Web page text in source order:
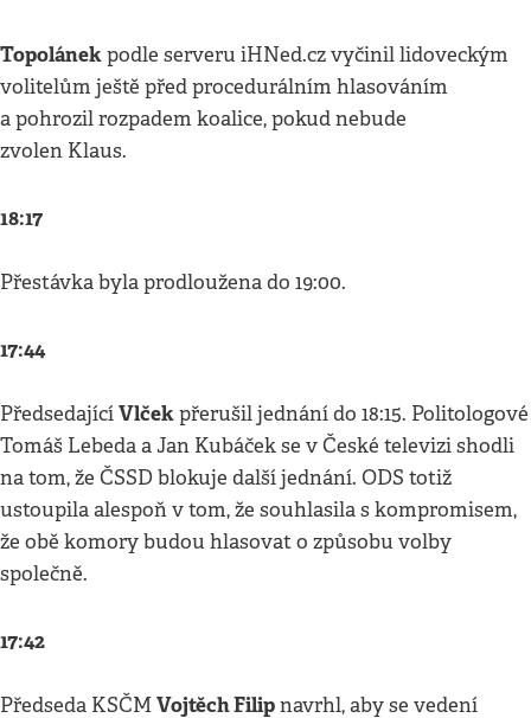
Topolánekpodle serveru iHNed.cz vyčinil lidoveckým
volitelům ještě před procedurálním hlasováním
a pohrozil rozpadem koalice, pokud nebude
zvolen Klaus.
18:17
Přestávka byla prodloužena do 19:00.
17:44
PředsedajícíVlčekpřerušil jednání do 18:15. Politologové
Tomáš Lebeda a Jan Kubáček se v České televizi shodli
na tom, že ČSSD blokuje další jednání. ODS totiž
ustoupila alespoň v tom, že souhlasila s kompromisem,
že obě komory budou hlasovat o způsobu volby
společně.
17:42
Předseda KSČMVojtěch Filipnavrhl, aby se vedení